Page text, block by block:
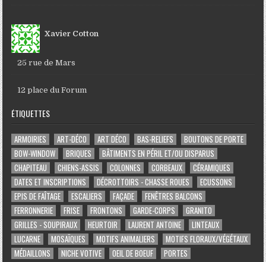
Xavier Cotton
25 rue de Mars
12 place du Forum
ÉTIQUETTES
ARMOIRIES ART-DÉCO ART DÉCO BAS-RELIEFS
BOUTONS DE PORTE
BOW-WINDOW
BRIQUES
BÂTIMENTS EN PÉRIL ET/OU DISPARUS
CHAPITEAU
CHIENS-ASSIS COLONNES CORBEAUX
CÉRAMIQUES
DATES ET INSCRIPTIONS
DÉCROTTOIRS - CHASSE ROUES
ECUSSONS
EPIS DE FAÎTAGE
ESCALIERS FAÇADE
FENÊTRES BALCONS
FERRONNERIE
FRISE FRONTONS GARDE-CORPS
GRANITO
GRILLES - SOUPIRAUX
HEURTOIR LAURENT ANTOINE
LINTEAUX
LUCARNE
MOSAÏQUES MOTIFS ANIMALIERS
MOTIFS FLORAUX/VÉGÉTAUX
MÉDAILLONS
NICHE VOTIVE OEIL DE BOEUF
PORTES